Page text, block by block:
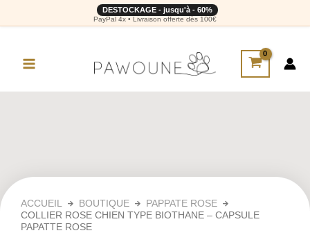
DESTOCKAGE - jusqu'à - 60%
PayPal 4x • Livraison offerte dès 100€
ACCUEIL BOUTIQUE
PAPPATE ROSE
COLLIER ROSE CHIEN TYPE BIOTHANE – CAPSULE
PAPATTE ROSE